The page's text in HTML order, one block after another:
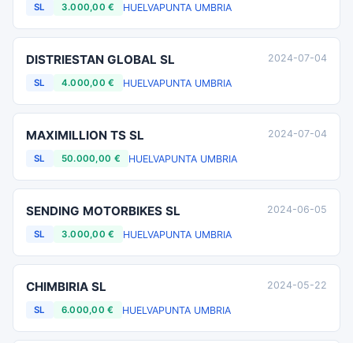
SL 3.000,00 € HUELVAPUNTA UMBRIA
DISTRIESTAN GLOBAL SL
SL 4.000,00 € HUELVAPUNTA UMBRIA
2024-07-04
MAXIMILLION TS SL
SL 50.000,00 € HUELVAPUNTA UMBRIA
2024-07-04
SENDING MOTORBIKES SL
SL 3.000,00 € HUELVAPUNTA UMBRIA
2024-06-05
CHIMBIRIA SL
SL 6.000,00 € HUELVAPUNTA UMBRIA
2024-05-22